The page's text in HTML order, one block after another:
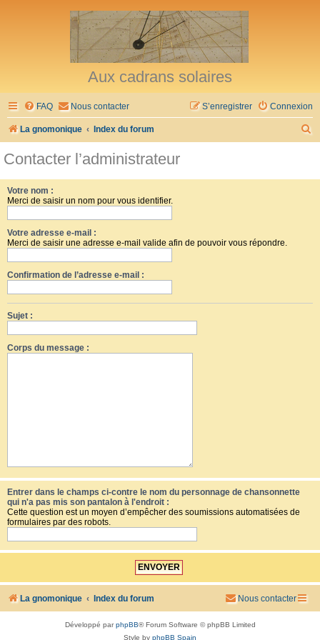
Aux cadrans solaires
FAQ Nous contacter Connexion
S’enregistrer
La gnomonique Index du forum
Contacter l’administrateur
Votre nom :
Merci de saisir un nom pour vous identifier.
Votre adresse e-mail :
Merci de saisir une adresse e-mail valide afin de pouvoir vous répondre.
Confirmation de l’adresse e-mail :
Sujet :
Corps du message :
Entrer dans le champs ci-contre le nom du personnage de chansonnette
qui n'a pas mis son pantalon à l'endroit :
Cette question est un moyen d’empêcher des soumissions automatisées de
formulaires par des robots.
La gnomonique Index du forum Nous contacter
Développé parphpBB® Forum Software © phpBB Limited
Style by phpBB Spain